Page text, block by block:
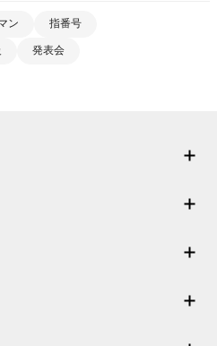
ン 指番号
発表会